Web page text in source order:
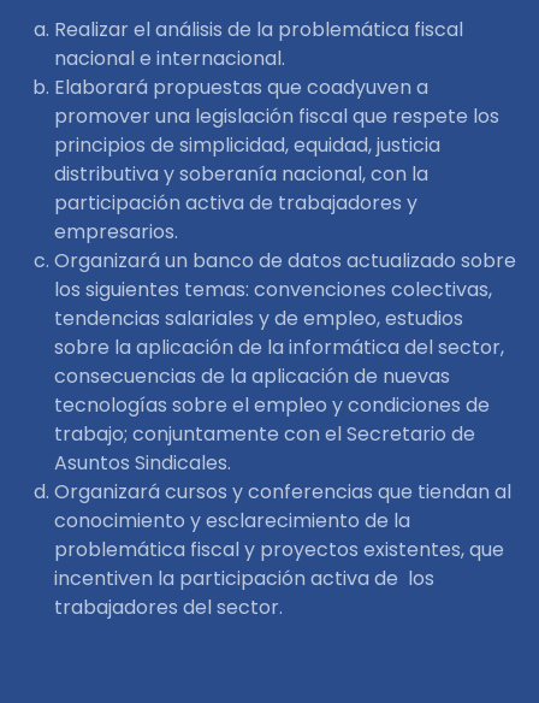
Realizar el análisis de la problemática fiscal
nacional e internacional.
Elaborará propuestas que coadyuven a
promover una legislación fiscal que respete los
principios de simplicidad, equidad, justicia
distributiva y soberanía nacional, con la
participación activa de trabajadores y
empresarios.
Organizará un banco de datos actualizado sobre
los siguientes temas: convenciones colectivas,
tendencias salariales y de empleo, estudios
sobre la aplicación de la informática del sector,
consecuencias de la aplicación de nuevas
tecnologías sobre el empleo y condiciones de
trabajo; conjuntamente con el Secretario de
Asuntos Sindicales.
Organizará cursos y conferencias que tiendan al
conocimiento y esclarecimiento de la
problemática fiscal y proyectos existentes, que
incentiven la participación activa de los
trabajadores del sector.